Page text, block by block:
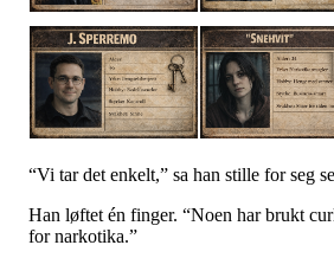
“Vi tar det enkelt,” sa han stille for seg
Han løftet én finger. “Noen har brukt
for narkotika.”